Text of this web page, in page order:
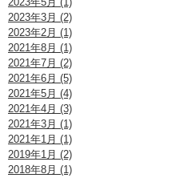
2023年3月 (2)
2023年2月 (1)
2021年8月 (1)
2021年7月 (2)
2021年6月 (5)
2021年5月 (4)
2021年4月 (3)
2021年3月 (1)
2021年1月 (1)
2019年1月 (2)
2018年8月 (1)